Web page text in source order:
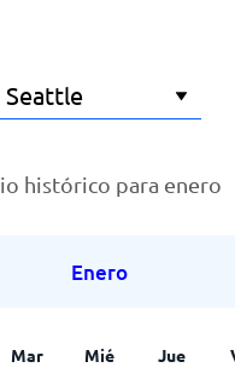
histórico para enero
Enero
Mar Mié Jue